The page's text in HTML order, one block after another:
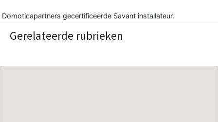
Domoticapartners gecertificeerde Savant installateur.
Gerelateerde rubrieken